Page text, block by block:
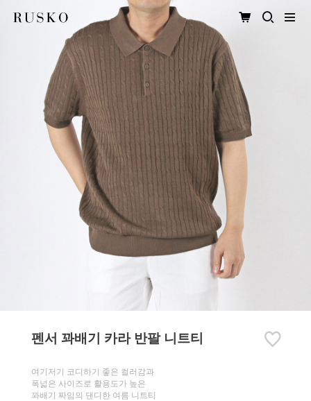
펜서 꽈배기 카라 반팔 니트티
여기저기 코디하기 좋은 컬러감과
폭넓은 사이즈로 활용도가 높은
꽈배기 짜임의 댄디한 여름 니트티